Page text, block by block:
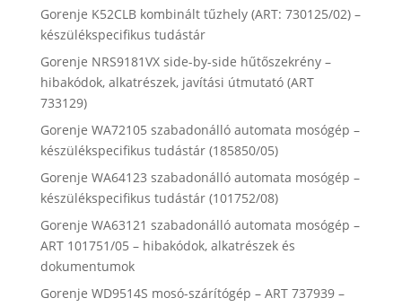
Gorenje K52CLB kombinált tűzhely (ART: 730125/02) –
készülékspecifikus tudástár
Gorenje NRS9181VX side-by-side hűtőszekrény –
hibakódok, alkatrészek, javítási útmutató (ART
733129)
Gorenje WA72105 szabadonálló automata mosógép –
készülékspecifikus tudástár (185850/05)
Gorenje WA64123 szabadonálló automata mosógép –
készülékspecifikus tudástár (101752/08)
Gorenje WA63121 szabadonálló automata mosógép –
ART 101751/05 – hibakódok, alkatrészek és
dokumentumok
Gorenje WD9514S mosó-szárítógép – ART 737939 –